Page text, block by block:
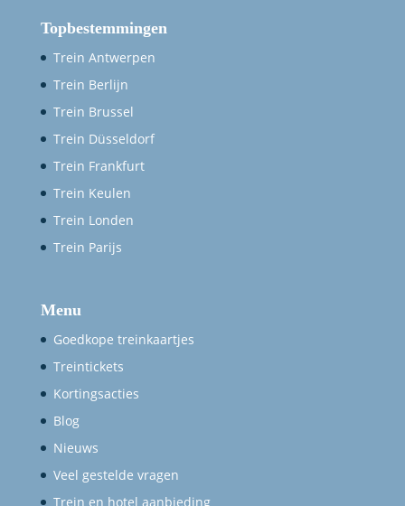
Trein Düsseldorf
Trein Frankfurt
Trein Keulen
Trein Londen
Trein Parijs
Menu
Goedkope treinkaartjes
Treintickets
Blog
Nieuws
Veel gestelde vragen
Trein en hotel aanbieding
Trajecten
Contact